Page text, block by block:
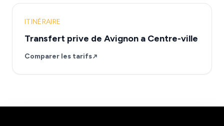
ITINÉRAIRE
Transfert prive de Avignon a Centre-ville
Comparer les tarifs